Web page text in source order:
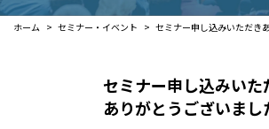
ホーム セミナー・イベント セミナー申し込みいただき
セミナー申し込みいた
ありがとうございまし